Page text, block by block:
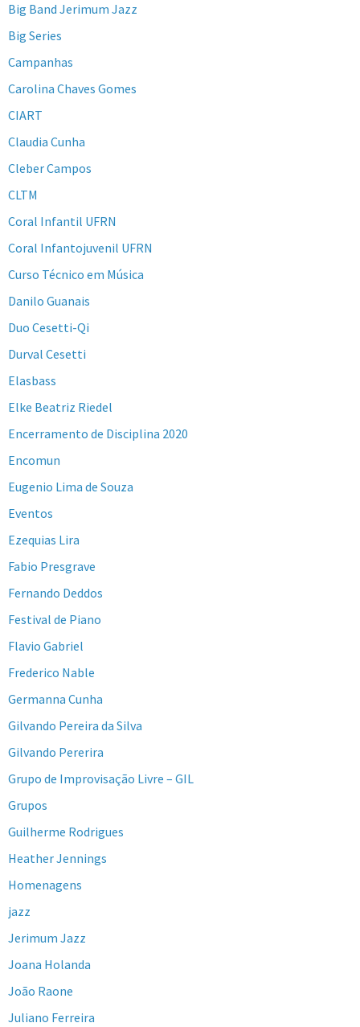
Big Band Jerimum Jazz
Big Series
Campanhas
Carolina Chaves Gomes
CIART
Claudia Cunha
Cleber Campos
CLTM
Coral Infantil UFRN
Coral Infantojuvenil UFRN
Curso Técnico em Música
Danilo Guanais
Duo Cesetti-Qi
Durval Cesetti
Elasbass
Elke Beatriz Riedel
Encerramento de Disciplina 2020
Encomun
Eugenio Lima de Souza
Eventos
Ezequias Lira
Fabio Presgrave
Fernando Deddos
Festival de Piano
Flavio Gabriel
Frederico Nable
Germanna Cunha
Gilvando Pereira da Silva
Gilvando Pererira
Grupo de Improvisação Livre – GIL
Grupos
Guilherme Rodrigues
Heather Jennings
Homenagens
jazz
Jerimum Jazz
Joana Holanda
João Raone
Juliano Ferreira